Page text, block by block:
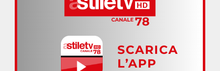
SCARICA
L’APP